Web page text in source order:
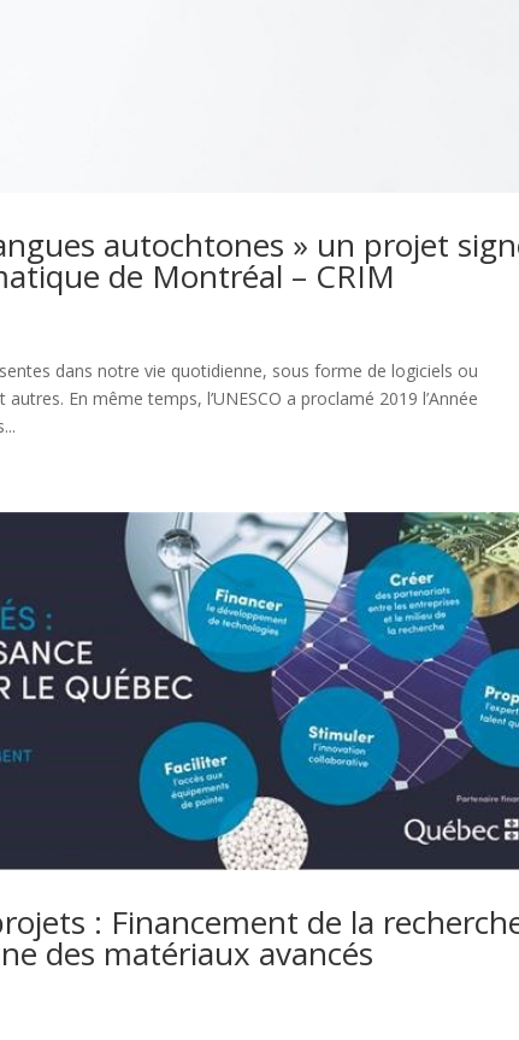
autochtones » un projet
de Montréal – CRIM
dans notre vie quotidienne, sous forme de logiciels ou
En même temps, l’UNESCO a proclamé 2019 l’Année
: Financement de la
des matériaux avancés